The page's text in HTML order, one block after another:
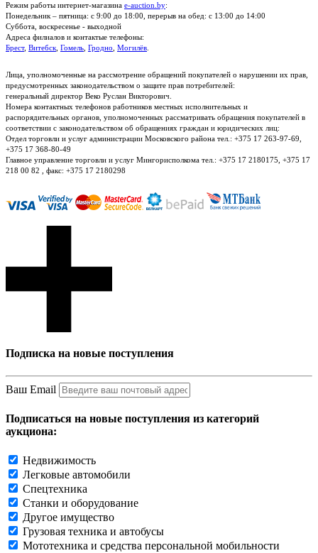
Режим работы интернет-магазина e-auction.by:
Понедельник – пятница: с 9:00 до 18:00, перерыв на обед: с 13:00 до 14:00
Суббота, воскресенье - выходной
Адреса филиалов и контактые телефоны:
Брест, Витебск Гомель Гродно Могилёв
Лица, уполномоченные на рассмотрение обращений покупателей о нарушении их прав,
предусмотренных законодательством о защите прав потребителей:
генеральный директор Веко Руслан Викторович.
Номера контактных телефонов работников местных исполнительных и
распорядительных органов, уполномоченных рассматривать обращения покупателей в
соответствии с законодательством об обращениях граждан и юридических лиц:
Отдел торговли и услуг администрации Московского района тел.: +375 17 263-97-69,
+375 17 368-80-49
Главное управление торговли и услуг Мингорисполкома тел.: +375 17 2180175, +375 17
218 00 82 , факс: +375 17 2180298
Подписка на новые поступления
Ваш Email
Подписаться на новые поступления из категорий
аукциона:
Недвижимость
Легковые автомобили
Спецтехника
Станки и оборудование
Другое имущество
Грузовая техника и автобусы
Мототехника и средства персональной мобильности